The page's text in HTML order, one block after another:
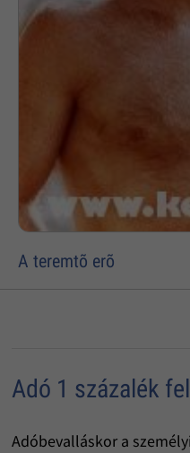
A teremtõ erõ
Adó 1 százalék
Adóbevalláskor a